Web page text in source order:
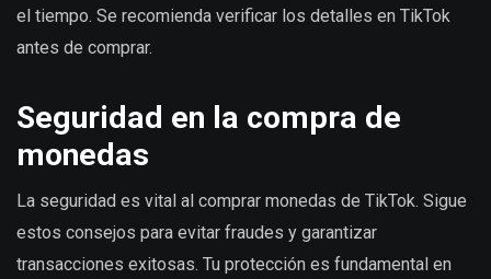
el tiempo. Se recomienda verificar los detalles en TikTok
antes de comprar.
Seguridad en la compra de
monedas
La seguridad es vital al comprar monedas de TikTok. Sigue
estos consejos para evitar fraudes y garantizar
transacciones exitosas. Tu protección es fundamental en